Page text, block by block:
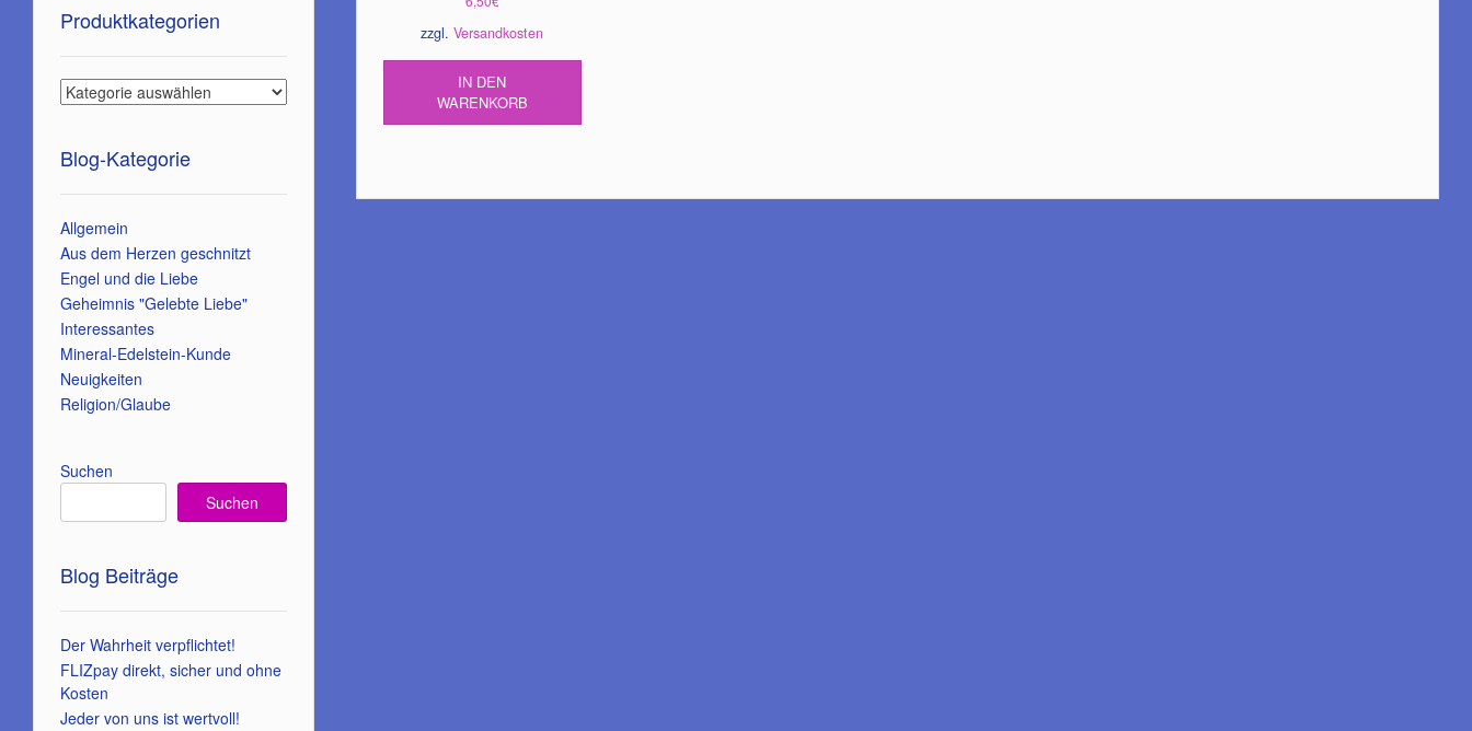
zzgl.Versandkosten
IN DEN
WARENKORB
Produktkategorien
Blog-Kategorie
Allgemein
Aus dem Herzen geschnitzt
Engel und die Liebe
Geheimnis "Gelebte Liebe"
Interessantes
Mineral-Edelstein-Kunde
Neuigkeiten
Religion/Glaube
Suchen
Suchen
Blog Beiträge
Der Wahrheit verpflichtet!
FLIZpay direkt, sicher und ohne
Kosten
Jeder von uns ist wertvoll!